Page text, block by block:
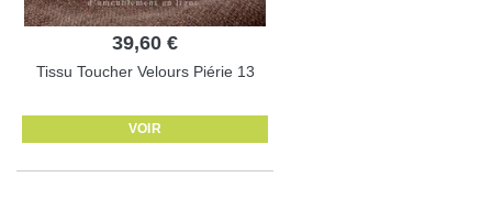
39,60 €
Tissu Toucher Velours Piérie 13
VOIR